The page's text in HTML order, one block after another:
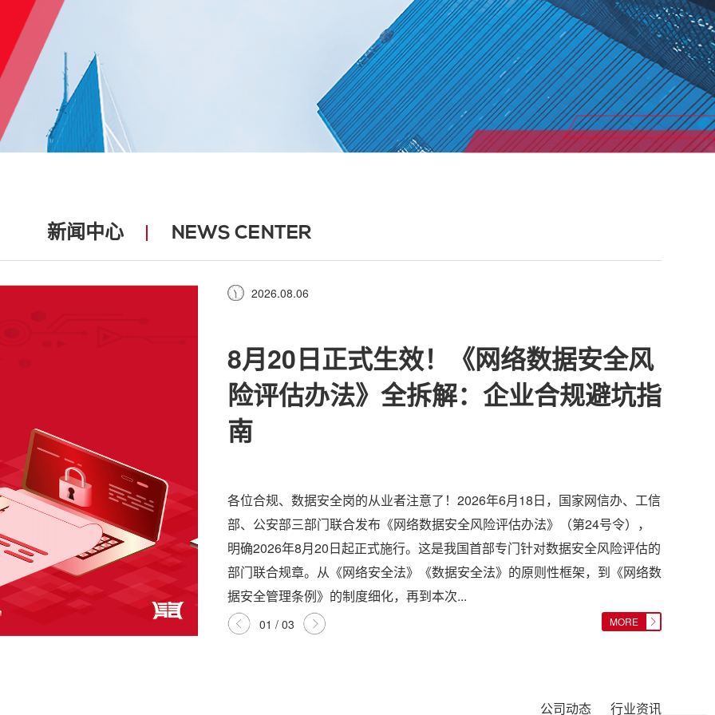
新闻中心 NEWS CENTER
2026.08.06
8月20日正式生效！《网络数据安全风
险评估办法》全拆解：企业合规避坑指
南
各位合规、数据安全岗的从业者注意了！2026年6月18日，国家网信办、工信
部、公安部三部门联合发布《网络数据安全风险评估办法》（第24号令），
明确2026年8月20日起正式施行。这是我国首部专门针对数据安全风险评估的
部门联合规章。从《网络安全法》《数据安全法》的原则性框架，到《网络数
据安全管理条例》的制度细化，再到本次...
01 / 03 MORE
公司动态 行业资讯